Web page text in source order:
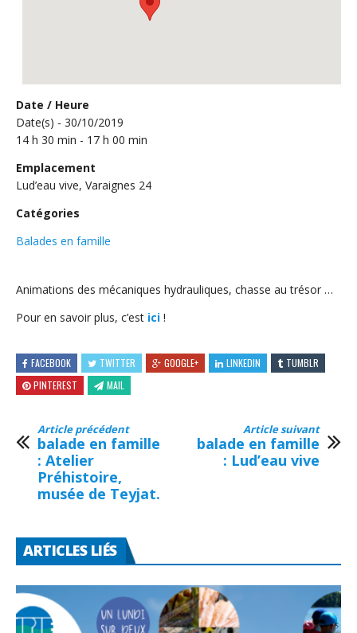
Date / Heure
Date(s) - 30/10/2019
14 h 30 min - 17 h 00 min
Emplacement
Lud’eau vive, Varaignes 24
Catégories
Balades en famille
Animations des mécaniques hydrauliques, chasse au trésor …
Pour en savoir plus, c’est ici !
FACEBOOK TWITTER GOOGLE+ LINKEDIN
TUMBLR
PINTEREST
MAIL
Article précédent
balade en famille
: Atelier
Préhistoire,
musée de Teyjat.
Article suivant
balade en famille
: Lud’eau vive
ARTICLES LIÉS